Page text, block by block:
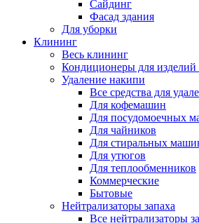
Сайдинг
Фасад здания
Для уборки
Клининг
Весь клининг
Кондиционеры для изделий
Удаление накипи
Все средства для
Для кофемашин
Для посудомоечных
Для чайников
Для стиральных
Для утюгов
Для теплообменников
Коммерческие
Бытовые
Нейтрализаторы запаха
Все нейтрализаторы